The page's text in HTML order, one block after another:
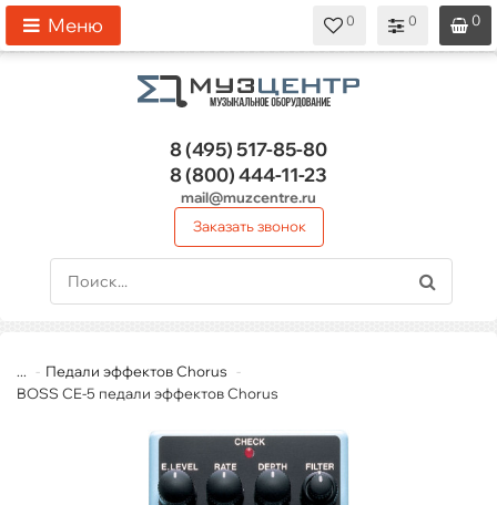
0
0
0
Меню
8 (495)517-85-80
8 (800)444-11-23
mail@muzcentre.ru
Заказать звонок
...
Педали эффектов Chorus
BOSS CE-5 педали эффектов Chorus